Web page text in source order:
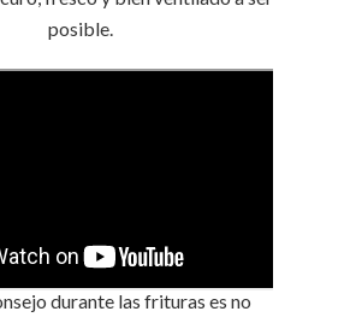
posible.
durante las frituras es no